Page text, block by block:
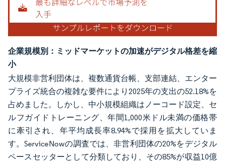
企業規模別：ミッドマーケットの加速がデジタル格差を縮
小
大規模非営利団体は、複数通貨台帳、支部連結、エンター
プライズ統合の複雑な要件により2025年の支出の52.18%を
占めました。しかし、中小規模組織はノーコード設定、セ
ルフガイドトレーニング、年間1,000米ドル未満の価格帯
に牽引され、年平均成長率8.94%で採用を拡大していま
す。ServiceNowの調査では、非営利団体の20%をデジタル
ペースセッターとして分類しており、その85%が収益10億